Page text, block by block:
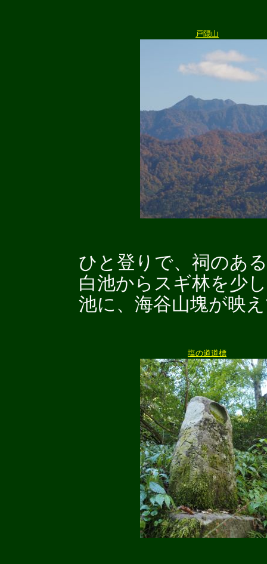
戸隠山
ひと登りで、祠のあ
白池からスギ林を少
池に、海谷山塊が映
塩の道道標